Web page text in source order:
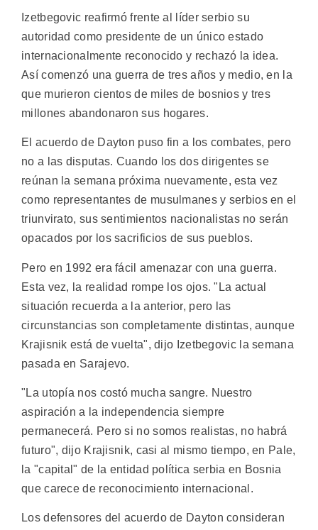
Izetbegovic reafirmó frente al líder serbio su
autoridad como presidente de un único estado
internacionalmente reconocido y rechazó la idea.
Así comenzó una guerra de tres años y medio, en la
que murieron cientos de miles de bosnios y tres
millones abandonaron sus hogares.
El acuerdo de Dayton puso fin a los combates, pero
no a las disputas. Cuando los dos dirigentes se
reúnan la semana próxima nuevamente, esta vez
como representantes de musulmanes y serbios en el
triunvirato, sus sentimientos nacionalistas no serán
opacados por los sacrificios de sus pueblos.
Pero en 1992 era fácil amenazar con una guerra.
Esta vez, la realidad rompe los ojos. "La actual
situación recuerda a la anterior, pero las
circunstancias son completamente distintas, aunque
Krajisnik está de vuelta", dijo Izetbegovic la semana
pasada en Sarajevo.
"La utopía nos costó mucha sangre. Nuestro
aspiración a la independencia siempre
permanecerá. Pero si no somos realistas, no habrá
futuro", dijo Krajisnik, casi al mismo tiempo, en Pale,
la "capital" de la entidad política serbia en Bosnia
que carece de reconocimiento internacional.
Los defensores del acuerdo de Dayton consideran